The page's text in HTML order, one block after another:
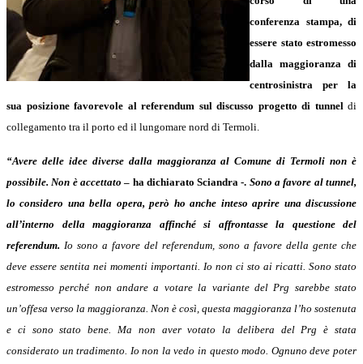
conferenza stampa, di
essere stato estromesso
dalla maggioranza di
centrosinistra per la
sua posizione favorevole al referendum sul discusso progetto di tunnel di
collegamento tra il porto ed il lungomare nord di Termoli.
“Avere delle idee diverse dalla maggioranza al Comune di Termoli non è
possibile. Non è accettato – ha dichiarato Sciandra -. Sono a favore al tunnel,
lo considero una bella opera, però ho anche inteso aprire una discussione
all’interno della maggioranza affinché si affrontasse la questione del
referendum. Io sono a favore del referendum, sono a favore della gente che
deve essere sentita nei momenti importanti. Io non ci sto ai ricatti. Sono stato
estromesso perché non andare a votare la variante del Prg sarebbe stato
un’offesa verso la maggioranza. Non è così, questa maggioranza l’ho sostenuta
e ci sono stato bene. Ma non aver votato la delibera del Prg è stata
considerato un tradimento. Io non la vedo in questo modo. Ognuno deve poter